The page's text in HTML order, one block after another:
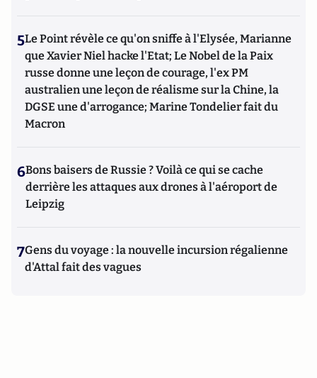
5Le Point révèle ce qu'on sniffe à l'Elysée, Marianne
que Xavier Niel hacke l'Etat; Le Nobel de la Paix
russe donne une leçon de courage, l'ex PM
australien une leçon de réalisme sur la Chine, la
DGSE une d'arrogance; Marine Tondelier fait du
Macron
6Bons baisers de Russie ? Voilà ce qui se cache
derrière les attaques aux drones à l'aéroport de
Leipzig
7Gens du voyage : la nouvelle incursion régalienne
d'Attal fait des vagues